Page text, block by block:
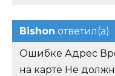
Bishon ответил(а)
Ошибке Адрес
на карте Не